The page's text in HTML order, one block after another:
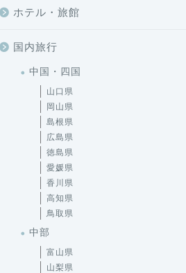
ホテル・旅館
国内旅行
中国・四国
山口県
岡山県
島根県
広島県
徳島県
愛媛県
香川県
高知県
鳥取県
中部
富山県
山梨県